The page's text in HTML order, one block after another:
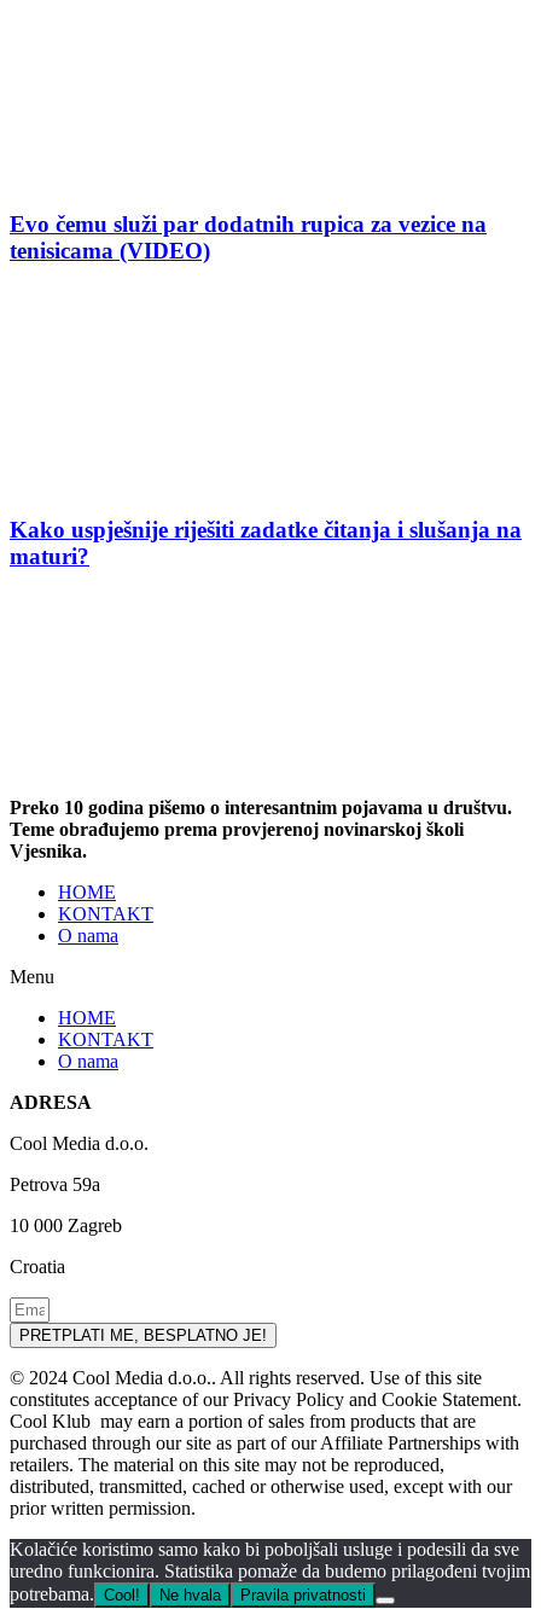
Evo čemu služi par dodatnih rupica za vezice na
tenisicama (VIDEO)
Kako uspješnije riješiti zadatke čitanja i slušanja na
maturi?
Preko 10 godina pišemo o interesantnim pojavama u društvu.
Teme obrađujemo prema provjerenoj novinarskoj školi
Vjesnika.
HOME
KONTAKT
O nama
Menu
HOME
KONTAKT
O nama
ADRESA
Cool Media d.o.o.
Petrova 59a
10 000 Zagreb
Croatia
PRETPLATI ME, BESPLATNO JE!
© 2024 Cool Media d.o.o.. All rights reserved. Use of this site
constitutes acceptance of our Privacy Policy and Cookie Statement.
Cool Klub may earn a portion of sales from products that are
purchased through our site as part of our Affiliate Partnerships with
retailers. The material on this site may not be reproduced,
distributed, transmitted, cached or otherwise used, except with our
prior written permission.
Kolačiće koristimo samo kako bi poboljšali usluge i podesili da sve
uredno funkcionira. Statistika pomaže da budemo prilagođeni tvojim
potrebama. Cool! Ne hvala Pravila privatnosti